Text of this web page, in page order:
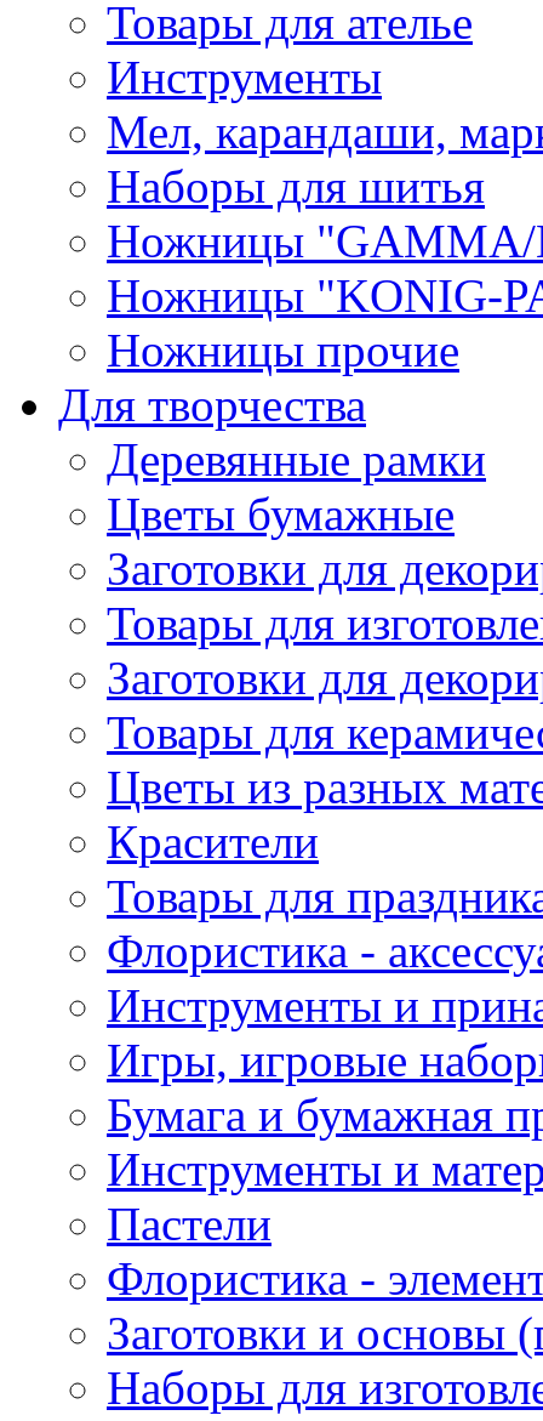
Товары для ателье
Инструменты
Мел, карандаши,
Наборы для шитья
Ножницы "GAMMA/
Ножницы "KONIG-
Ножницы прочие
Для творчества
Деревянные рамки
Цветы бумажные
Заготовки для
Товары для
Заготовки для
Товары для
Цветы из разных
Красители
Товары для
Флористика -
Инструменты и
Игры, игровые
Бумага и бумажная
Инструменты и
Пастели
Флористика -
Заготовки и основы
Наборы для